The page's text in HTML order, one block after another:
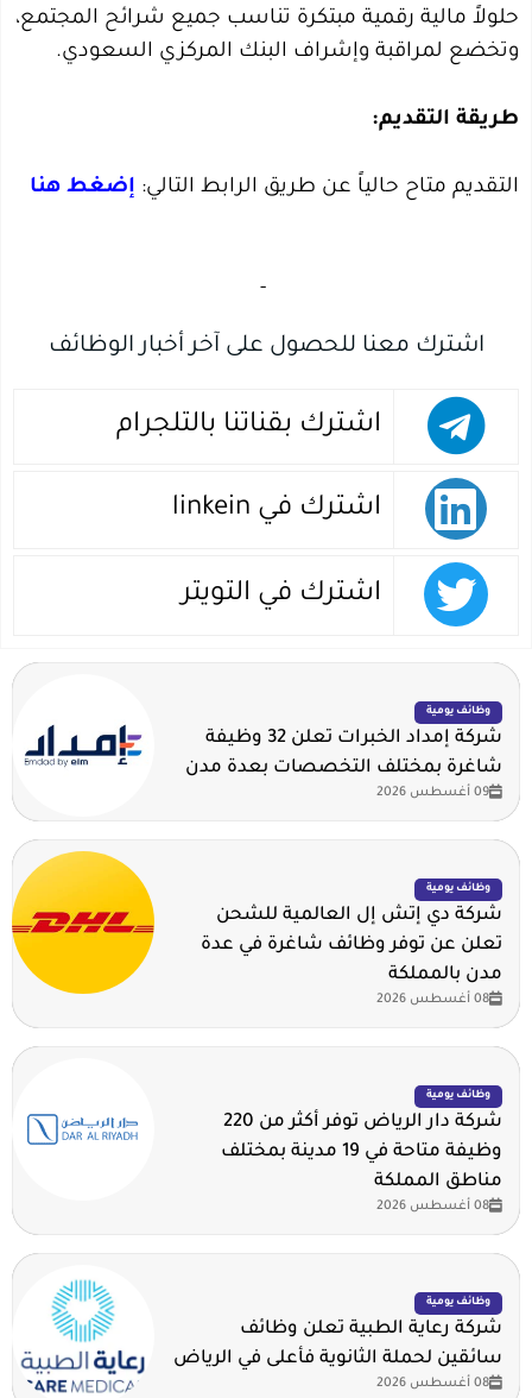
حلولاً مالية رقمية مبتكرة تناسب جميع شرائح المجتمع،
وتخضع لمراقبة وإشراف البنك المركزي السعودي.
طريقة التقديم:
التقديم متاح حالياً عن طريق الرابط التالي: إضغط هنا
-‏
اشترك معنا للحصول على آخر أخبار الوظائف
اشترك بقناتنا بالتلجرام
اشترك في linkein
اشترك في التويتر
وظائف يومية
شركة إمداد الخبرات تعلن 32 وظيفة
شاغرة بمختلف التخصصات بعدة مدن
09 أغسطس 2026
وظائف يومية
شركة دي إتش إل العالمية للشحن
تعلن عن توفر وظائف شاغرة في عدة
مدن بالمملكة
08 أغسطس 2026
وظائف يومية
شركة دار الرياض توفر أكثر من 220
وظيفة متاحة في 19 مدينة بمختلف
مناطق المملكة
08 أغسطس 2026
وظائف يومية
شركة رعاية الطبية تعلن وظائف
سائقين لحملة الثانوية فأعلى في الرياض
08 أغسطس 2026